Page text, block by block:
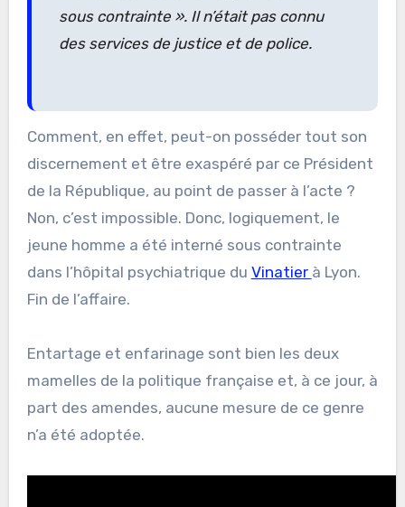
sous contrainte ». Il n’était pas connu
des services de justice et de police.
Comment, en effet, peut-on posséder tout son
discernement et être exaspéré par ce Président
de la République, au point de passer à l’acte ?
Non, c’est impossible. Donc, logiquement, le
jeune homme a été interné sous contrainte
dans l’hôpital psychiatrique du Vinatier à Lyon.
Fin de l’affaire.
Entartage et enfarinage sont bien les deux
mamelles de la politique française et, à ce jour, à
part des amendes, aucune mesure de ce genre
n’a été adoptée.